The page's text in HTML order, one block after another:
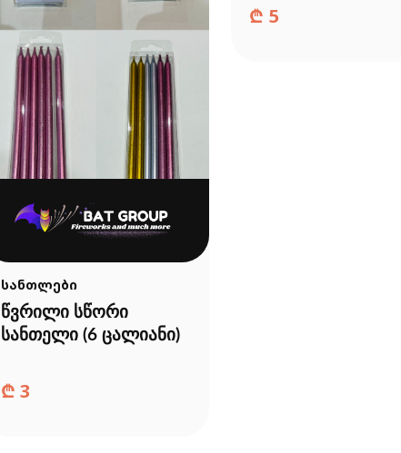
სანთლები
წვრილი სწორი
სანთელი (6 ცალიანი)
₾ 3
₾ 5